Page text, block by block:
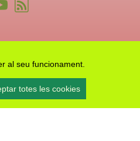
al seu funcionament.
totes les cookies